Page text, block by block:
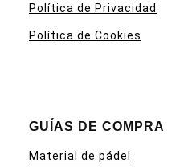
Política de Privacidad
Política de Cookies
GUÍAS DE COMPRA
Material de pádel